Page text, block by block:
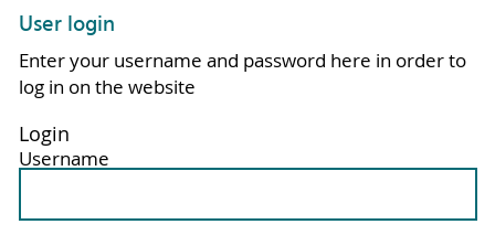
User login
Enter your username and password here in order to
log in on the website
Login
Username